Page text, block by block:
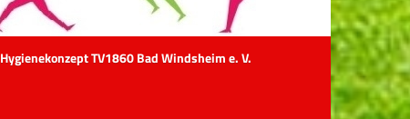
Hygienekonzept TV1860 Bad Windsheim e. V.